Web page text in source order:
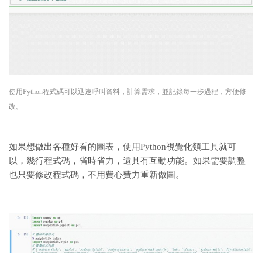
使用Python程式碼可以迅速呼叫資料，計算需求，並記錄每一步過程，方便修
改。
如果想做出各種好看的圖表，使用Python視覺化類工具就可
以，幾行程式碼，省時省力，還具有互動功能。如果需要調整
也只要修改程式碼，不用費心費力重新做圖。